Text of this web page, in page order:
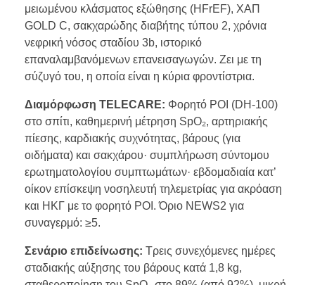
μειωμένου κλάσματος εξώθησης (HFrEF), ΧΑΠ
GOLD C, σακχαρώδης διαβήτης τύπου 2, χρόνια
νεφρική νόσος σταδίου 3b, ιστορικό
επαναλαμβανόμενων επανεισαγωγών. Ζει με τη
σύζυγό του, η οποία είναι η κύρια φροντίστρια.
Διαμόρφωση TELECARE: Φορητό POI (DH-100)
στο σπίτι, καθημερινή μέτρηση SpO₂, αρτηριακής
πίεσης, καρδιακής συχνότητας, βάρους (για
οιδήματα) και σακχάρου· συμπλήρωση σύντομου
ερωτηματολογίου συμπτωμάτων· εβδομαδιαία κατ’
οίκον επίσκεψη νοσηλευτή τηλεμετρίας για ακρόαση
και ΗΚΓ με το φορητό POI. Όριο NEWS2 για
συναγερμό: ≥5.
Σενάριο επιδείνωσης: Τρεις συνεχόμενες ημέρες
σταδιακής αύξησης του βάρους κατά 1,8 kg,